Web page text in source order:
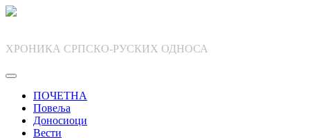
Skip
ХРОНИКА СРПСКО-РУСКИХ ОДНОСА
ПОЧЕТНА
Повеља
Доносиоци
Вести